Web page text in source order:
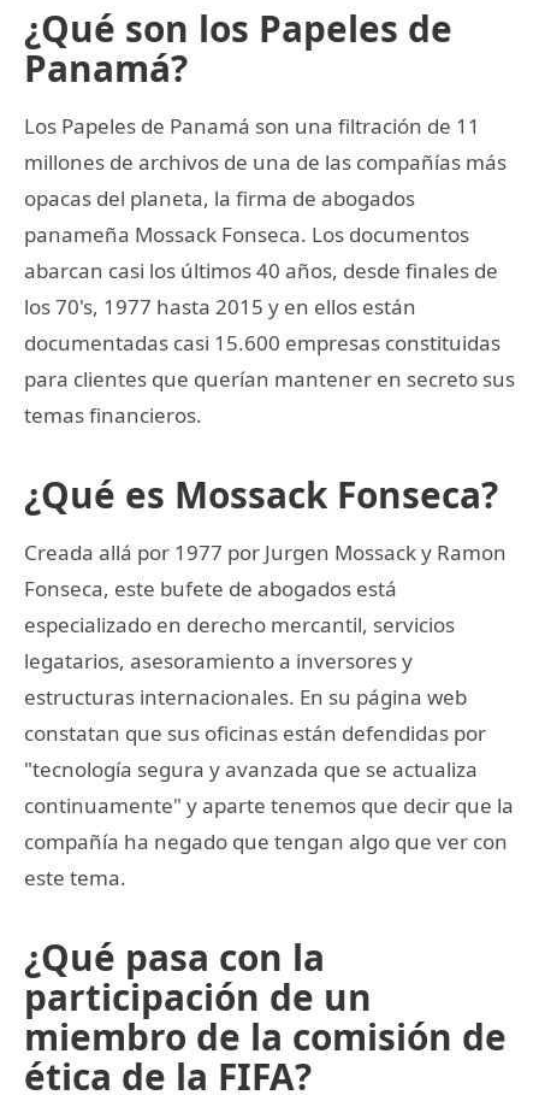
¿Qué son los Papeles de
Panamá?
Los Papeles de Panamá son una filtración de 11
millones de archivos de una de las compañías más
opacas del planeta, la firma de abogados
panameña Mossack Fonseca. Los documentos
abarcan casi los últimos 40 años, desde finales de
los 70's, 1977 hasta 2015 y en ellos están
documentadas casi 15.600 empresas constituidas
para clientes que querían mantener en secreto sus
temas financieros.
¿Qué es Mossack Fonseca?
Creada allá por 1977 por Jurgen Mossack y Ramon
Fonseca, este bufete de abogados está
especializado en derecho mercantil, servicios
legatarios, asesoramiento a inversores y
estructuras internacionales. En su página web
constatan que sus oficinas están defendidas por
"tecnología segura y avanzada que se actualiza
continuamente" y aparte tenemos que decir que la
compañía ha negado que tengan algo que ver con
este tema.
¿Qué pasa con la
participación de un
miembro de la comisión de
ética de la FIFA?